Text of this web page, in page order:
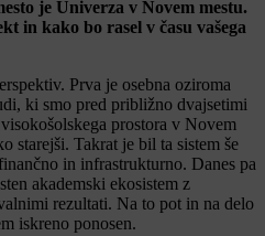
je Univerza v Novem mestu.
in kako bo rasel v času vašega
Prva je osebna oziroma
ki smo pred približno dvajsetimi
prostora v Novem
starejši. Takrat je bil ta sistem še
in infrastrukturno. Danes pa
akademski ekosistem z
rezultati. Na to pot in na delo
iskreno ponosen.